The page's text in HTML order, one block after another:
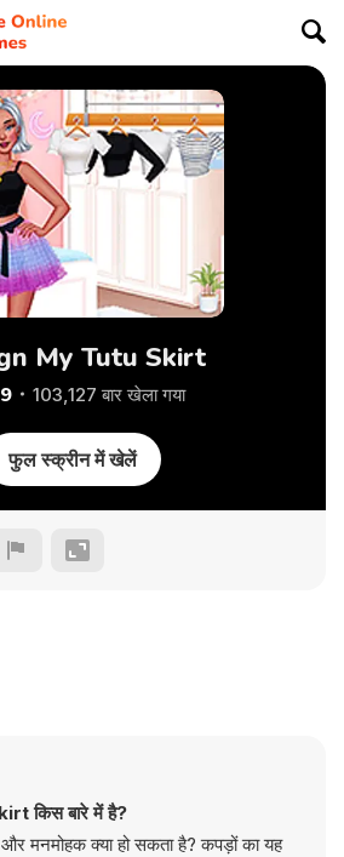
My Tutu Skirt
103,127 बार खेला गया
फुल स्क्रीन में खेलें
किस बारे में है?
मनमोहक क्या हो सकता है? कपड़ों का यह